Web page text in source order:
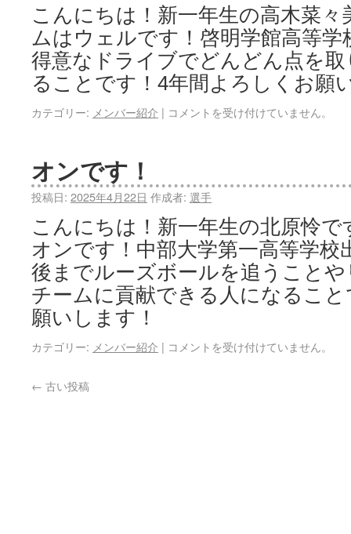
こんにちは！新一年生の高木菜
ムはウェルです！啓明学館高等学
得意なドライブでどんどん点を
ることです！4年間よろしくお願
カテゴリー: メンバー紹介 | コメントを受け付けていません。
オンです！
投稿日: 2025年4月22日 作成者: 選手
こんにちは！新一年生の北原怜
オンです！中部大学第一高等学校
後までルーズボールを追うこと
チームに貢献できる人になるこ
願いします！
カテゴリー: メンバー紹介 | コメントを受け付けていません。
← 古い投稿